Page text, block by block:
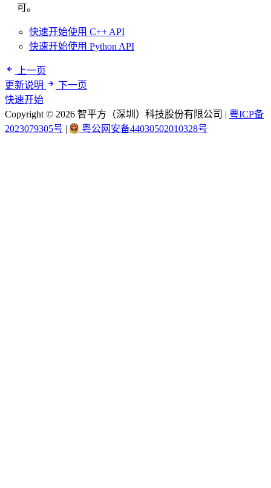
可。
快速开始使用 C++ API
快速开始使用 Python API
上一页
更新说明
下一页
快速开始
Copyright © 2026 智平方（深圳）科技股份有限公司 | 粤ICP备
2023079305号 | 粤公网安备44030502010328号